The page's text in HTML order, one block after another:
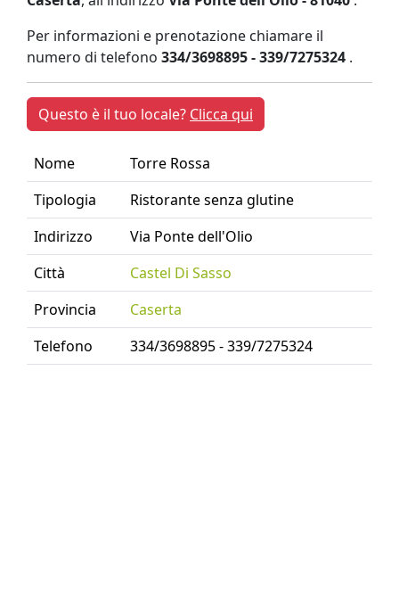
Per informazioni e prenotazione chiamare il
numero di telefono 334/3698895 - 339/7275324 .
Questo è il tuo locale? Clicca qui
Nome
Torre Rossa
Tipologia
Ristorante senza glutine
Indirizzo
Via Ponte dell'Olio
Città
Castel Di Sasso
Provincia
Caserta
Telefono
334/3698895 - 339/7275324